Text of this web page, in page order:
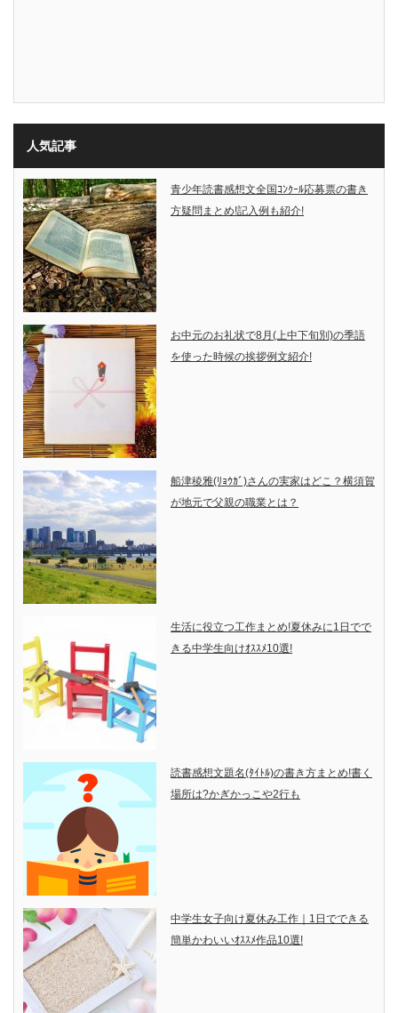
人気記事
青少年読書感想文全国ｺﾝｸｰﾙ応募票の書き
方疑問まとめ!記入例も紹介!
お中元のお礼状で8月(上中下旬別)の季語
を使った時候の挨拶例文紹介!
船津稜雅(ﾘｮｳｶﾞ)さんの実家はどこ？横須賀
が地元で父親の職業とは？
生活に役立つ工作まとめ!夏休みに1日でで
きる中学生向けｵｽｽﾒ10選!
読書感想文題名(ﾀｲﾄﾙ)の書き方まとめ!書く
場所は?かぎかっこや2行も
中学生女子向け夏休み工作｜1日でできる
簡単かわいいｵｽｽﾒ作品10選!